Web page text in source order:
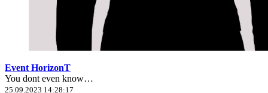
Event HorizonT
You dont even know…
25.09.2023 14:28:17